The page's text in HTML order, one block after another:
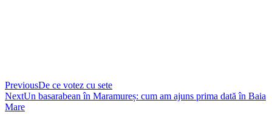
PreviousDe ce votez cu sete
NextUn basarabean în Maramureș: cum am ajuns prima dată în Baia
Mare